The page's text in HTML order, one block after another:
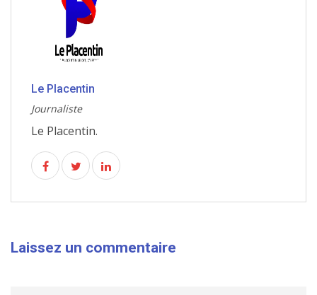
Le Placentin
Journaliste
Le Placentin.
Laissez un commentaire